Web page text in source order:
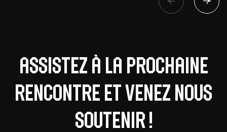
Assistez à la prochaine
rencontre et venez nous
soutenir !